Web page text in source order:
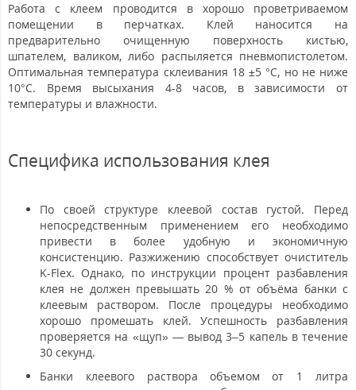
Работа с клеем проводится в хорошо проветриваемом
помещении в перчатках. Клей наносится на
предварительно очищенную поверхность кистью,
шпателем, валиком, либо распыляется пневмопистолетом.
Оптимальная температура склеивания 18 ±5 °С, но не ниже
10°С. Время высыхания 4-8 часов, в зависимости от
температуры и влажности.
Специфика использования клея
По своей структуре клеевой состав густой. Перед
непосредственным применением его необходимо
привести в более удобную и экономичную
консистенцию. Разжижению способствует очиститель
K-Flex. Однако, по инструкции процент разбавления
клея не должен превышать 20 % от объёма банки с
клеевым раствором. После процедуры необходимо
хорошо промешать клей. Успешность разбавления
проверяется на «щуп» — вывод 3–5 капель в течение
30 секунд.
Банки клеевого раствора объемом от 1 литра